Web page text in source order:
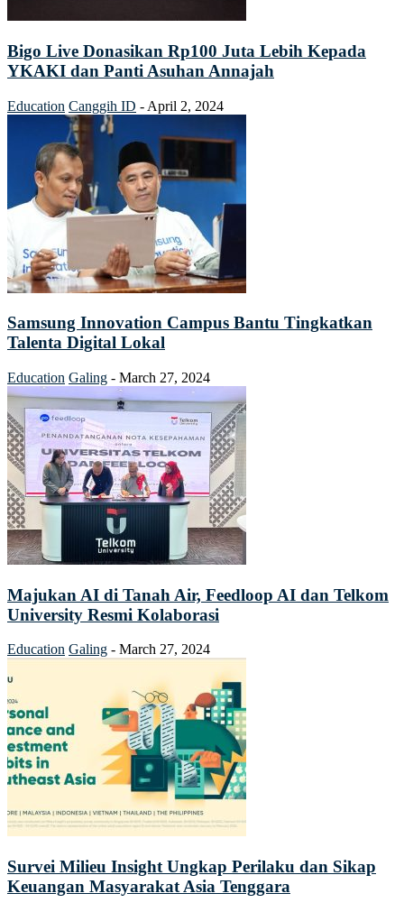
Bigo Live Donasikan Rp100 Juta Lebih Kepada
YKAKI dan Panti Asuhan Annajah
Education Canggih ID - April 2, 2024
Samsung Innovation Campus Bantu Tingkatkan
Talenta Digital Lokal
Education Galing - March 27, 2024
Majukan AI di Tanah Air, Feedloop AI dan Telkom
University Resmi Kolaborasi
Education Galing - March 27, 2024
Survei Milieu Insight Ungkap Perilaku dan Sikap
Keuangan Masyarakat Asia Tenggara